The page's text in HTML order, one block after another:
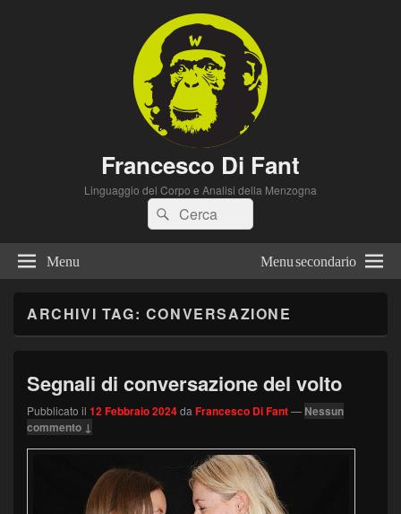
Francesco Di Fant
Linguaggio del Corpo e Analisi della Menzogna
Cerca:Cerca
Menu Menu secondario
ARCHIVI TAG: CONVERSAZIONE
Segnali di conversazione del volto
Pubblicato il 12 Febbraio 2024da Francesco Di Fant— Nessun
commento ↓